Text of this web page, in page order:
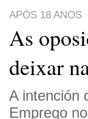
APÓS 18 ANOS
As
deixar
A intención
Emprego